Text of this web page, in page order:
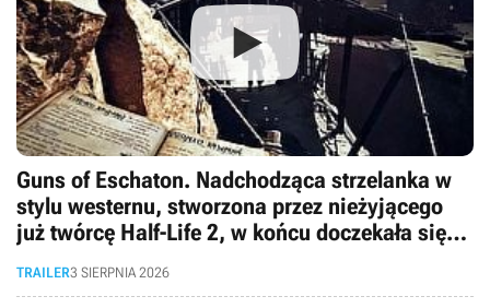
Guns of Eschaton. Nadchodząca strzelanka w
stylu westernu, stworzona przez nieżyjącego
już twórcę Half-Life 2, w końcu doczekała się
TRAILER3 SIERPNIA 2026